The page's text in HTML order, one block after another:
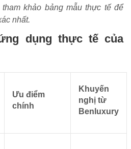
khảo bảng mẫu thực tế để
nhất.
dụng thực tế của
Ưu điểm
chính
Khuyến
nghị từ
Benluxury